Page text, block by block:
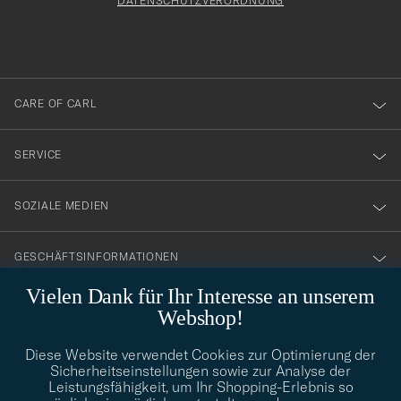
Vielen Dank für Ihr Interesse an unserem
Webshop!
Diese Website verwendet Cookies zur Optimierung der
Sicherheitseinstellungen sowie zur Analyse der
Leistungsfähigkeit, um Ihr Shopping-Erlebnis so
dig
till
vårt
nyhetsbrev!
CARE OF CARL
SERVICE
SOZIALE MEDIEN
GESCHÄFTSINFORMATIONEN
Benötigen Sie Hilfe bei der Suche nach Ihrem persönlichen Stil?
Wenden Sie sich an uns, wir helfen Ihnen gerne weiter!